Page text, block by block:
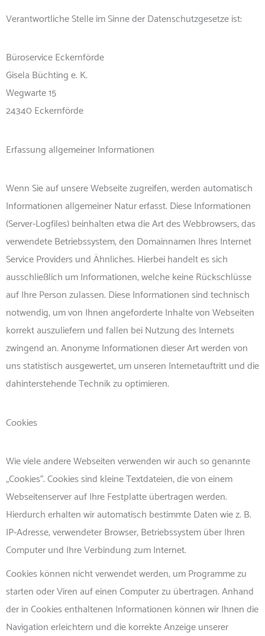
Verantwortliche Stelle im Sinne der Datenschutzgesetze ist:
Büroservice Eckernförde
Gisela Büchting e. K.
Wegwarte 15
24340 Eckernförde
Erfassung allgemeiner Informationen
Wenn Sie auf unsere Webseite zugreifen, werden automatisch
Informationen allgemeiner Natur erfasst. Diese Informationen
(Server-Logfiles) beinhalten etwa die Art des Webbrowsers, das
verwendete Betriebssystem, den Domainnamen Ihres Internet
Service Providers und Ähnliches. Hierbei handelt es sich
ausschließlich um Informationen, welche keine Rückschlüsse
auf Ihre Person zulassen. Diese Informationen sind technisch
notwendig, um von Ihnen angeforderte Inhalte von Webseiten
korrekt auszuliefern und fallen bei Nutzung des Internets
zwingend an. Anonyme Informationen dieser Art werden von
uns statistisch ausgewertet, um unseren Internetauftritt und die
dahinterstehende Technik zu optimieren.
Cookies
Wie viele andere Webseiten verwenden wir auch so genannte
„Cookies“. Cookies sind kleine Textdateien, die von einem
Webseitenserver auf Ihre Festplatte übertragen werden.
Hierdurch erhalten wir automatisch bestimmte Daten wie z. B.
IP-Adresse, verwendeter Browser, Betriebssystem über Ihren
Computer und Ihre Verbindung zum Internet.
Cookies können nicht verwendet werden, um Programme zu
starten oder Viren auf einen Computer zu übertragen. Anhand
der in Cookies enthaltenen Informationen können wir Ihnen die
Navigation erleichtern und die korrekte Anzeige unserer